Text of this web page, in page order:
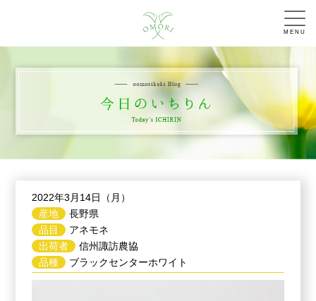
MENU
2022年3月14日（月）
産地
長野県
品目
アネモネ
出荷者
信州諏訪農協
品種
ブラックセンターホワイト